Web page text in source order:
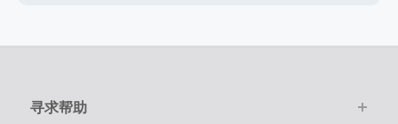
购物必须是通过在线一次性顺利完成。
100天内提交返利索赔，因为我们无法处理超过100天的交易。
寻求帮助